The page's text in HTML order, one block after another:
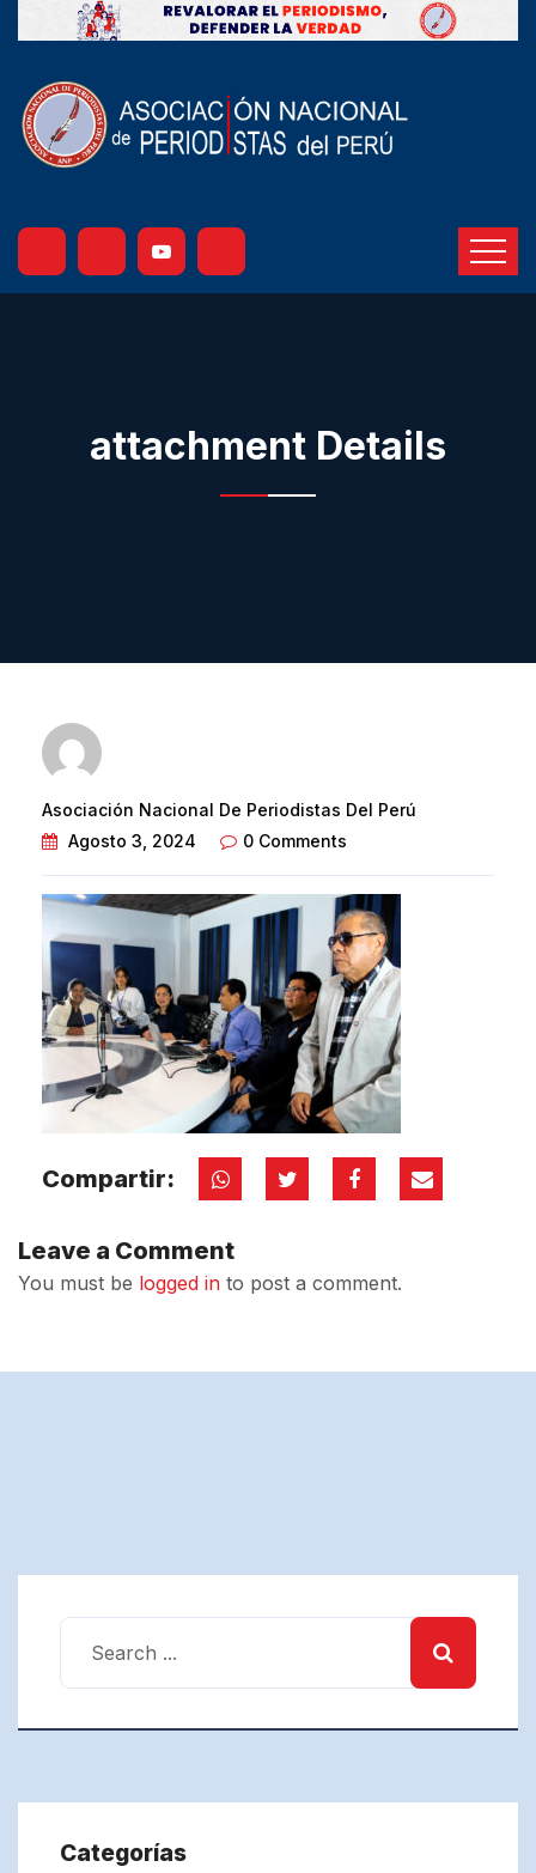
attachment Details
Asociación Nacional De Periodistas Del Perú
Agosto 3, 2024
0 Comments
Compartir:
Leave a Comment
You must be logged in to post a comment.
Categorías